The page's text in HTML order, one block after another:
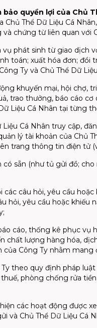
quyền lợi của Chủ
Chủ Thể Dữ Liệu Cá
chứng từ liên quan với
vụ phát sinh từ giao dịch
toán; xuất hóa đơn; đổi
Ty và Chủ Thể Dữ
khuyến mại, hội
trao thưởng, báo cáo
Liệu Cá Nhân tại từng
Liệu Cá Nhân truy cập,
lý tài khoản của Chủ
trang thông tin điện tử
có sẵn (như tủ gửi đồ;
các câu hỏi, yêu cầu
hỏi, yêu cầu hoặc khiếu
cáo, thống kê phục
chất lượng hàng hóa,
của Công Ty nhằm
theo quy định pháp
phòng chống rửa
các hoạt động được
và Chủ Thể Dữ Liệu Cá